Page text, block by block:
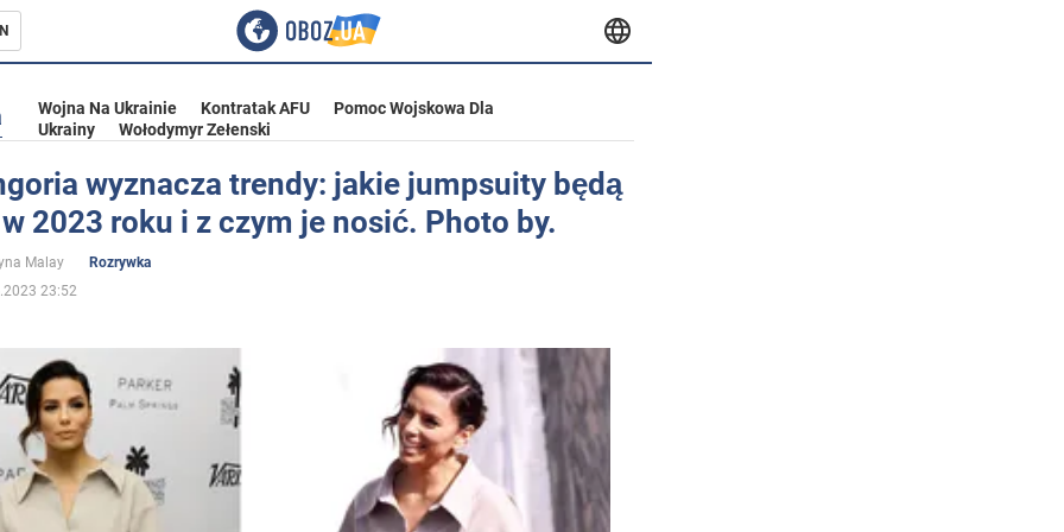
Ukrainie
Wojna Na Ukrainie Kontratak AFU
Pomoc Wojskowa Dla
Ukrainy
Wołodymyr Zełenski
wyznacza trendy: jakie jumpsuity będą
2023 roku i z czym je nosić. Photo by.
Malay
Rozrywka
23:52